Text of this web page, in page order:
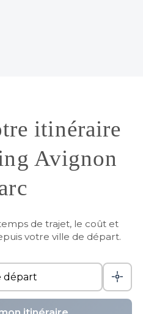
itinéraire
Avignon
de trajet, le coût et
votre ville de départ.